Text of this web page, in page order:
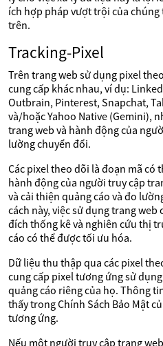
ích hợp pháp vượt trội của chúng
trên.
Tracking-Pixel
Trên trang web sử dụng pixel
cung cấp khác nhau, ví dụ:
Outbrain, Pinterest, Snapchat,
và/hoặc Yahoo Native (Gemini),
trang web và hành động của
lường chuyển đổi.
Các pixel theo dõi là đoạn mã có
hành động của người truy cập
và cải thiện quảng cáo và đo
cách này, việc sử dụng trang
đích thống kê và nghiên cứu thị
cáo có thể được tối ưu hóa.
Dữ liệu thu thập qua các pixel
cung cấp pixel tương ứng sử
quảng cáo riêng của họ. Thông
thấy trong Chính Sách Bảo Mật
tương ứng.
Nếu một người truy cập trang